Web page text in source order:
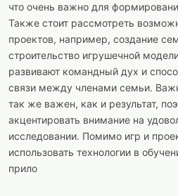
что очень важно для
Также стоит рассмотреть
проектов, например, создание
строительство игрушечной
развивают командный дух и
связи между членами семьи.
так же важен, как и результат,
акцентировать внимание на
исследовании. Помимо игр и
использовать технологии в
прило